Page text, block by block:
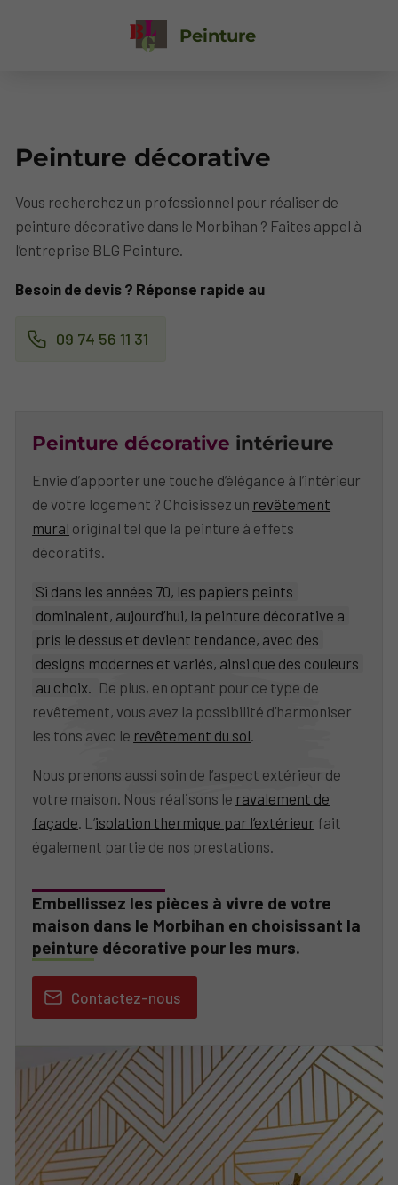
Peinture
Peinture décorative
Vous recherchez un professionnel pour réaliser de
peinture décorative dans le Morbihan ? Faites appel à
l’entreprise BLG Peinture.
Besoin de devis ? Réponse rapide au
09 74 56 11 31
Peinture décorative intérieure
Envie d’apporter une touche d’élégance à l’intérieur
de votre logement ? Choisissez un revêtement
mural original tel que la peinture à effets
décoratifs.
Si dans les années 70, les papiers peints
dominaient, aujourd’hui, la peinture décorative a
pris le dessus et devient tendance, avec des
designs modernes et variés, ainsi que des couleurs
au choix. De plus, en optant pour ce type de
revêtement, vous avez la possibilité d’harmoniser
les tons avec le revêtement du sol.
Nous prenons aussi soin de l’aspect extérieur de
votre maison. Nous réalisons le ravalement de
façade. L’isolation thermique par l’extérieur fait
également partie de nos prestations.
Embellissez les pièces à vivre de votre
maison dans le Morbihan en choisissant la
peinture décorative pour les murs.
Contactez-nous